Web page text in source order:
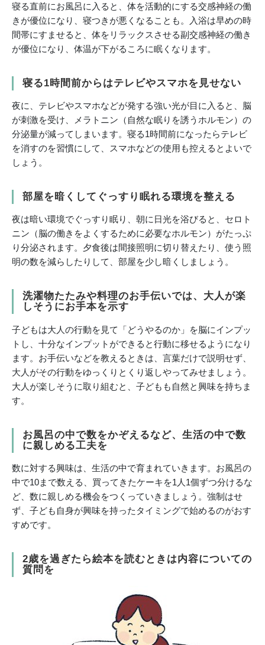
寝る直前にお風呂に入ると、体を活動的にする交感神経の働
きが優位になり、寝つきが悪くなることも。入浴は早めの時
間帯にすませると、体をリラックスさせる副交感神経の働き
が優位になり、体温が下がるころに眠くなります。
寝る1時間前からはテレビやスマホを見せない
夜に、テレビやスマホなどが発する強い光が目に入ると、脳
が刺激を受け、メラトニン（自然な眠りを誘うホルモン）の
分泌量が減ってしまいます。寝る1時間前になったらテレビ
を消すのを習慣にして、スマホなどの使用も控えるとよいで
しょう。
部屋を暗くしてぐっすり眠れる環境を整える
夜は暗い環境でぐっすり眠り、朝に日光を浴びると、セロト
ニン（脳の働きをよくするために必要なホルモン）がたっぷ
り分泌されます。夕食後は間接照明に切り替えたり、使う照
明の数を減らしたりして、部屋を少し暗くしましょう。
洗濯物たたみや料理のお手伝いでは、大人が楽
しそうにお手本を示す
子どもは大人の行動を見て「どうやるのか」を脳にインプッ
トし、十分なインプットができると行動に移せるようになり
ます。お手伝いなどを教えるときは、言葉だけで説明せず、
大人がその行動をゆっくりとくり返しやってみせましょう。
大人が楽しそうに取り組むと、子どもも自然と興味を持ちま
す。
お風呂の中で数をかぞえるなど、生活の中で数
に親しめる工夫を
数に対する興味は、生活の中で育まれていきます。お風呂の
中で10まで数える、買ってきたケーキを1人1個ずつ分けるな
ど、数に親しめる機会をつくっていきましょう。強制はせ
ず、子ども自身が興味を持ったタイミングで始めるのがおす
すめです。
2歳を過ぎたら絵本を読むときは内容についての
質問を